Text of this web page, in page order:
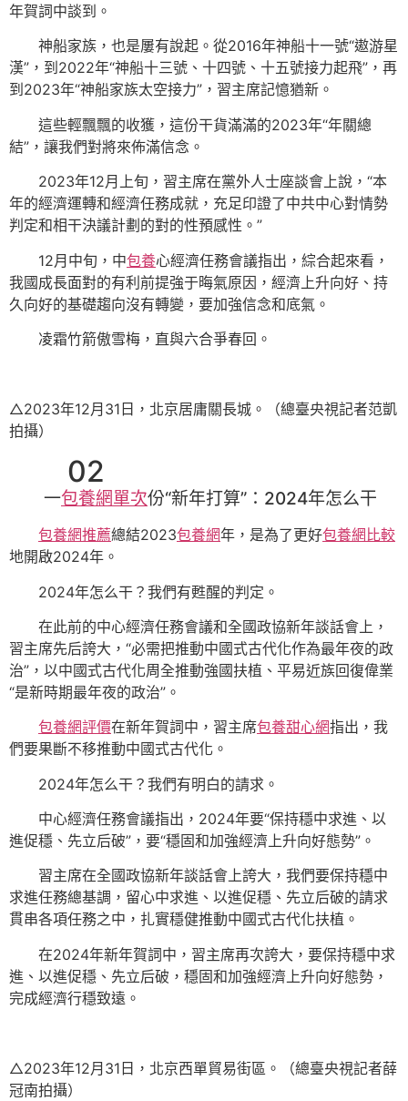
年賀詞中談到。
神船家族，也是屢有說起。從2016年神船十一號“遨游星
漢”，到2022年“神船十三號、十四號、十五號接力起飛”，再
到2023年“神船家族太空接力”，習主席記憶猶新。
這些輕飄飄的收獲，這份干貨滿滿的2023年“年關總
結”，讓我們對將來佈滿信念。
2023年12月上旬，習主席在黨外人士座談會上說，“本
年的經濟運轉和經濟任務成就，充足印證了中共中心對情勢
判定和相干決議計劃的對的性預感性。”
12月中旬，中包養心經濟任務會議指出，綜合起來看，
我國成長面對的有利前提強于晦氣原因，經濟上升向好、持
久向好的基礎趨向沒有轉變，要加強信念和底氣。
凌霜竹箭傲雪梅，直與六合爭春回。
△2023年12月31日，北京居庸關長城。（總臺央視記者范凱
拍攝）
02
一包養網單次份“新年打算”：2024年怎么干
包養網推薦總結2023包養網年，是為了更好包養網比較
地開啟2024年。
2024年怎么干？我們有甦醒的判定。
在此前的中心經濟任務會議和全國政協新年談話會上，
習主席先后誇大，“必需把推動中國式古代化作為最年夜的政
治”，以中國式古代化周全推動強國扶植、平易近族回復偉業
“是新時期最年夜的政治”。
包養網評價在新年賀詞中，習主席包養甜心網指出，我
們要果斷不移推動中國式古代化。
2024年怎么干？我們有明白的請求。
中心經濟任務會議指出，2024年要“保持穩中求進、以
進促穩、先立后破”，要“穩固和加強經濟上升向好態勢”。
習主席在全國政協新年談話會上誇大，我們要保持穩中
求進任務總基調，留心中求進、以進促穩、先立后破的請求
貫串各項任務之中，扎實穩健推動中國式古代化扶植。
在2024年新年賀詞中，習主席再次誇大，要保持穩中求
進、以進促穩、先立后破，穩固和加強經濟上升向好態勢，
完成經濟行穩致遠。
△2023年12月31日，北京西單貿易街區。（總臺央視記者薛
冠南拍攝）